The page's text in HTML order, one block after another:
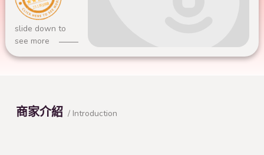
231 則評論
slide down to
see more
商家介紹 / Introduction